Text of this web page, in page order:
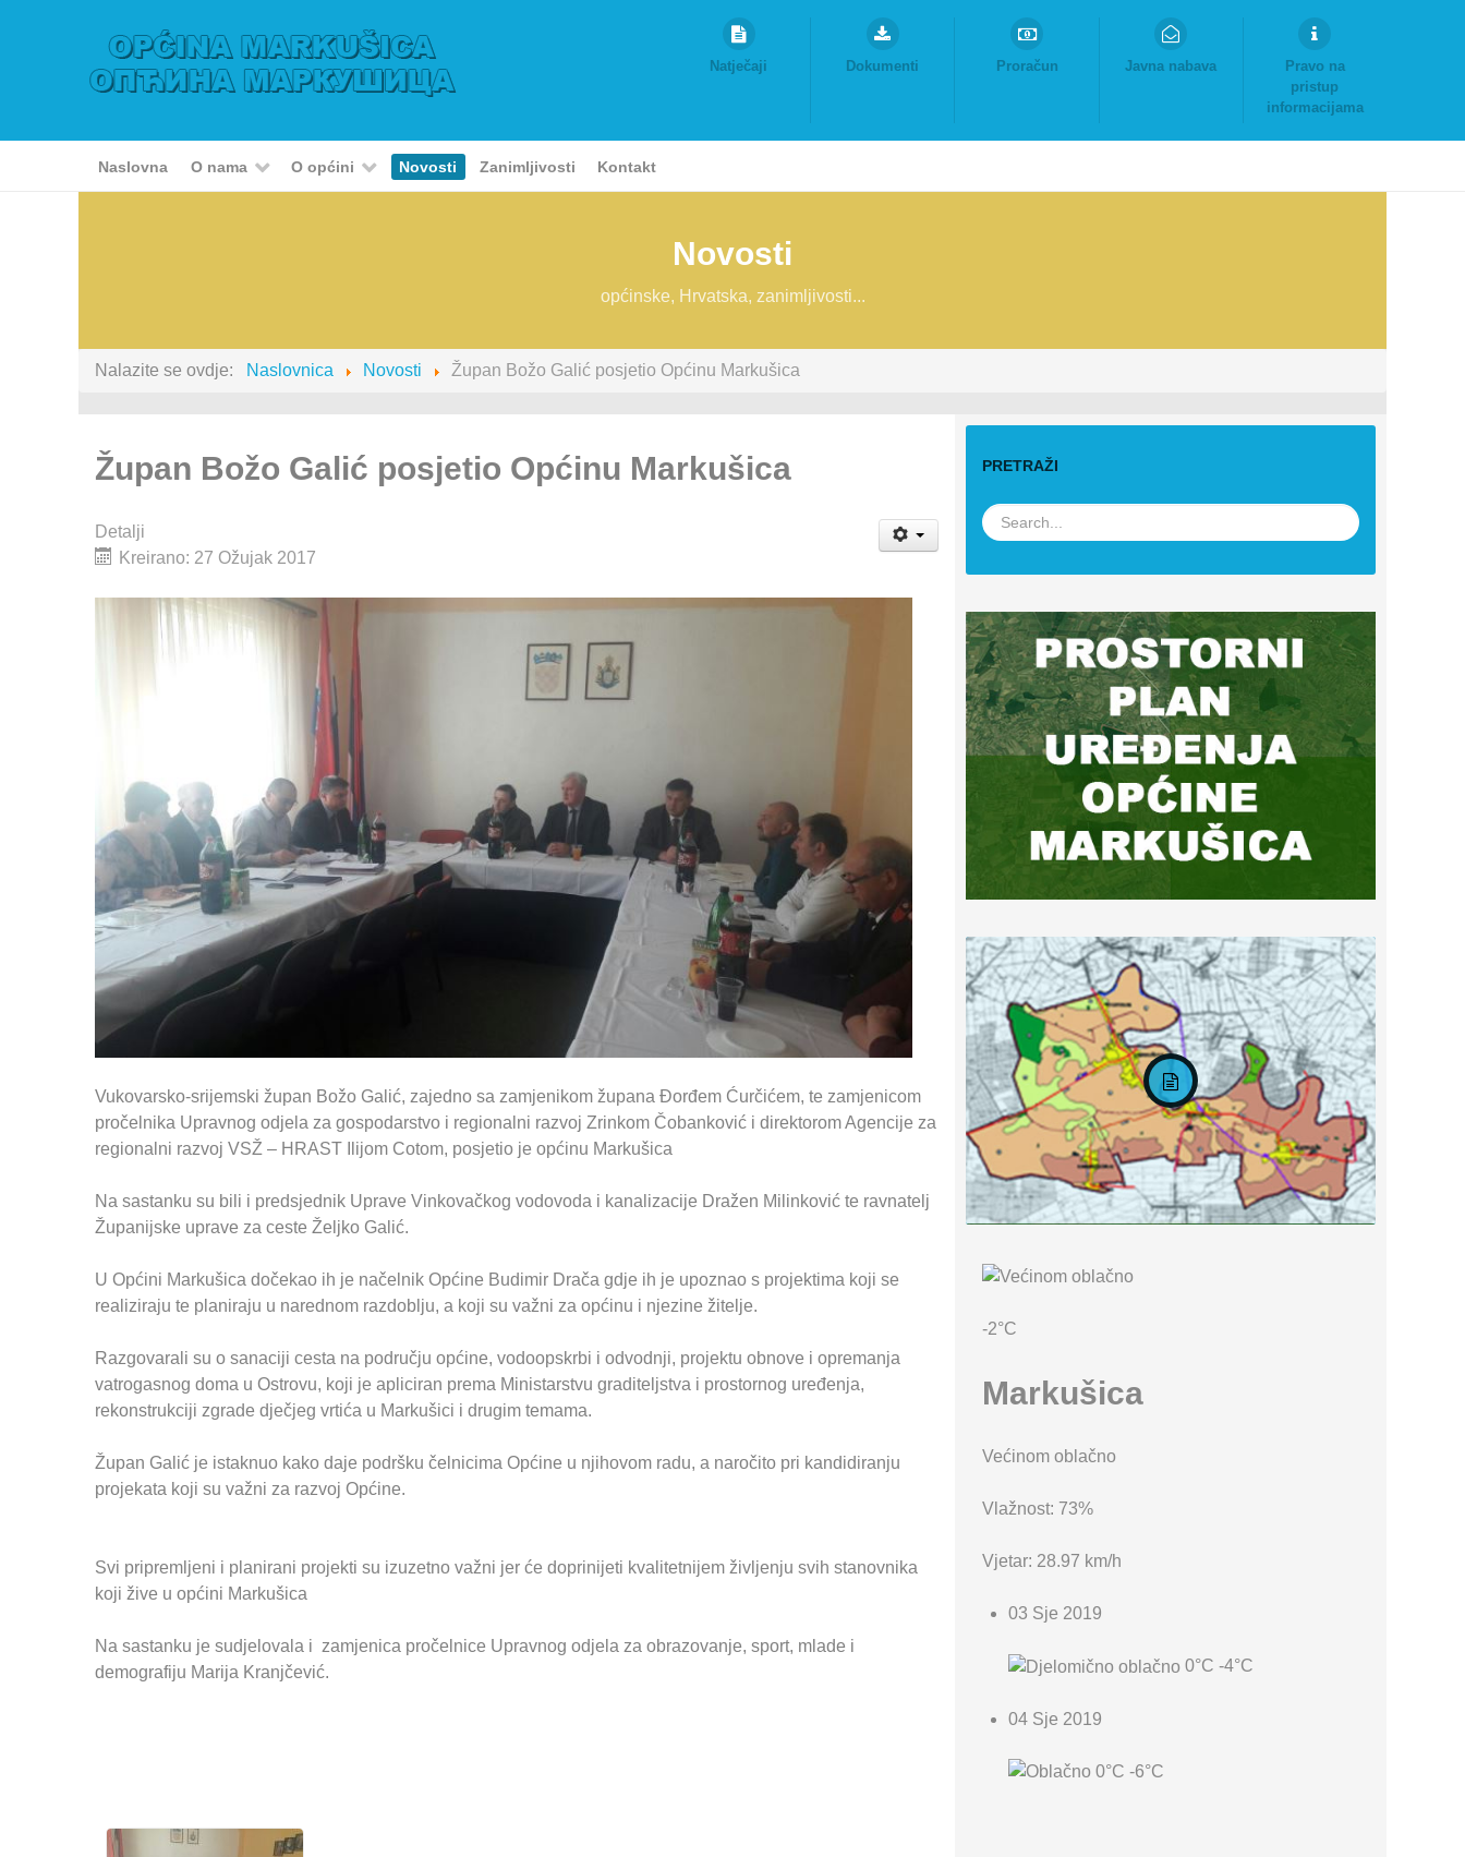
Natječaji Dokumenti Proračun Javna nabava
Pravo na
pristup
informacijama
Naslovna O nama O općini Novosti Zanimljivosti Kontakt
Novosti
općinske, Hrvatska, zanimljivosti...
Nalazite se ovdje: Naslovnica Novosti Župan Božo Galić posjetio Općinu Markušica
Župan Božo Galić posjetio Općinu Markušica
Detalji
Kreirano: 27 Ožujak 2017
Vukovarsko-srijemski župan Božo Galić, zajedno sa zamjenikom župana Đorđem Ćurčićem, te zamjenicom
pročelnika Upravnog odjela za gospodarstvo i regionalni razvoj Zrinkom Čobanković i direktorom Agencije za
regionalni razvoj VSŽ – HRAST Ilijom Cotom, posjetio je općinu Markušica
Na sastanku su bili i predsjednik Uprave Vinkovačkog vodovoda i kanalizacije Dražen Milinković te ravnatelj
Županijske uprave za ceste Željko Galić.
U Općini Markušica dočekao ih je načelnik Općine Budimir Drača gdje ih je upoznao s projektima koji se
realiziraju te planiraju u narednom razdoblju, a koji su važni za općinu i njezine žitelje.
Razgovarali su o sanaciji cesta na području općine, vodoopskrbi i odvodnji, projektu obnove i opremanja
vatrogasnog doma u Ostrovu, koji je apliciran prema Ministarstvu graditeljstva i prostornog uređenja,
rekonstrukciji zgrade dječjeg vrtića u Markušici i drugim temama.
Župan Galić je istaknuo kako daje podršku čelnicima Općine u njihovom radu, a naročito pri kandidiranju
projekata koji su važni za razvoj Općine.
Svi pripremljeni i planirani projekti su izuzetno važni jer će doprinijeti kvalitetnijem življenju svih stanovnika
koji žive u općini Markušica
Na sastanku je sudjelovala i zamjenica pročelnice Upravnog odjela za obrazovanje, sport, mlade i
demografiju Marija Kranjčević.
PRETRAŽI
-2°C
Markušica
Većinom oblačno
Vlažnost: 73%
Vjetar: 28.97 km/h
03 Sje 2019
0°C -4°C
04 Sje 2019
0°C -6°C